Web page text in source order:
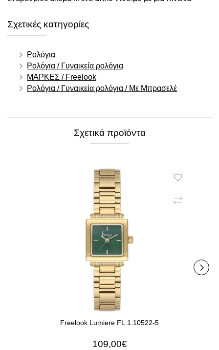
Σχετικές κατηγορίες
Ρολόγια
Ρολόγια / Γυναικεία ρολόγια
ΜΑΡΚΕΣ / Freelook
Ρολόγια / Γυναικεία ρολόγια / Με Μπρασελέ
Σχετικά προϊόντα
Freelook Lumiere FL.1.10522-5
109,00€